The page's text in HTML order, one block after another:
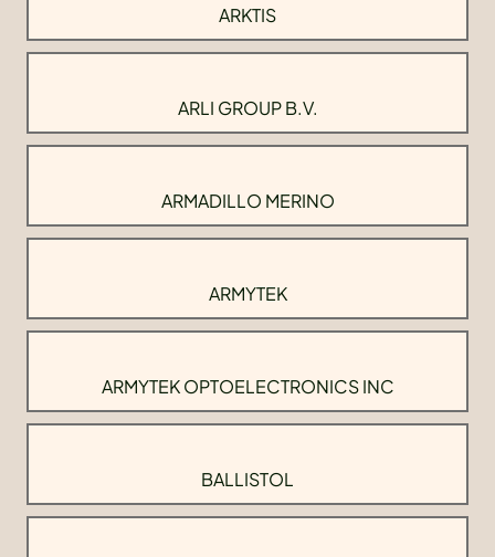
ARKTIS
ARLI GROUP B.V.
ARMADILLO MERINO
ARMYTEK
ARMYTEK OPTOELECTRONICS INC
BALLISTOL